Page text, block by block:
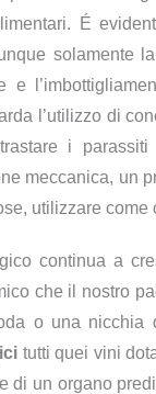
É
solamente
l’utilizzo di
i
meccanica, un
utilizzare come
continua a
che il nostro
o una nicchia
tutti quei vini
di un organo